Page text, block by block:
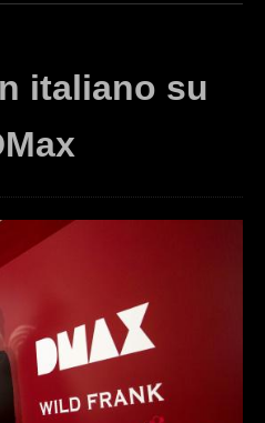
italiano su